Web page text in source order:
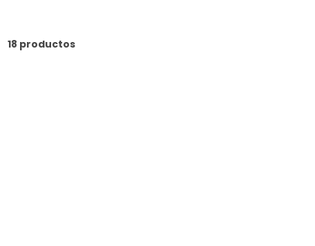
18 productos